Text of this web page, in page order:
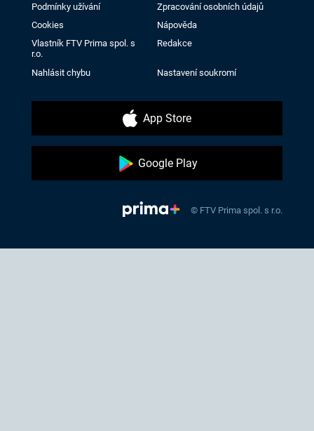
Podmínky užívání
Zpracování osobních údajů
Cookies
Nápověda
Vlastník FTV Prima spol. s
r.o.
Redakce
Nahlásit chybu Nastavení soukromí
App Store
Google Play
© FTV Prima spol. s r.o.